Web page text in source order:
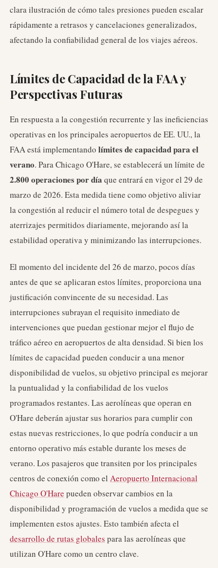
clara ilustración de cómo tales presiones pueden escalar
rápidamente a retrasos y cancelaciones generalizados,
afectando la confiabilidad general de los viajes aéreos.
Límites de Capacidad de la FAA y
Perspectivas Futuras
En respuesta a la congestión recurrente y las ineficiencias
operativas en los principales aeropuertos de EE. UU., la
FAA está implementando límites de capacidad para el
verano. Para Chicago O'Hare, se establecerá un límite de
2.800 operaciones por día que entrará en vigor el 29 de
marzo de 2026. Esta medida tiene como objetivo aliviar
la congestión al reducir el número total de despegues y
aterrizajes permitidos diariamente, mejorando así la
estabilidad operativa y minimizando las interrupciones.
El momento del incidente del 26 de marzo, pocos días
antes de que se aplicaran estos límites, proporciona una
justificación convincente de su necesidad. Las
interrupciones subrayan el requisito inmediato de
intervenciones que puedan gestionar mejor el flujo de
tráfico aéreo en aeropuertos de alta densidad. Si bien los
límites de capacidad pueden conducir a una menor
disponibilidad de vuelos, su objetivo principal es mejorar
la puntualidad y la confiabilidad de los vuelos
programados restantes. Las aerolíneas que operan en
O'Hare deberán ajustar sus horarios para cumplir con
estas nuevas restricciones, lo que podría conducir a un
entorno operativo más estable durante los meses de
verano. Los pasajeros que transiten por los principales
centros de conexión como el Aeropuerto Internacional
Chicago O'Hare pueden observar cambios en la
disponibilidad y programación de vuelos a medida que se
implementen estos ajustes. Esto también afecta el
desarrollo de rutas globales para las aerolíneas que
utilizan O'Hare como un centro clave.